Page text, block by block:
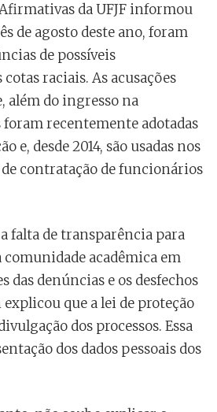
da UFJF informou
de agosto deste ano, foram
de possíveis
raciais. As acusações
além do ingresso na
foram recentemente adotadas
e, desde 2014, são usadas nos
de contratação de funcionários
falta de transparência para
comunidade acadêmica em
das denúncias e os desfechos
explicou que a lei de proteção
dos processos. Essa
dos dados pessoais dos